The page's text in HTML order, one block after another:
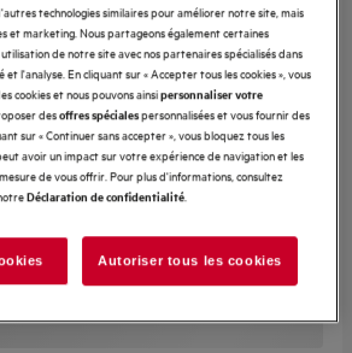
technologies similaires pour améliorer notre site, mais
et marketing. Nous partageons également certaines
de notre site avec nos partenaires spécialisés dans
et l'analyse. En cliquant sur « Accepter tous les cookies », vous
cookies et nous pouvons ainsipersonnaliser votre
desoffres spécialespersonnalisées et vous fournir des
sur « Continuer sans accepter », vous bloquez tous les
avoir un impact sur votre expérience de navigation et les
de vous offrir. Pour plus d'informations, consultez
Déclaration de confidentialité.
Autoriser tous les cookies